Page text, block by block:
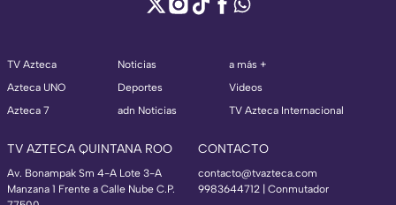
TV Azteca
Azteca UNO
Azteca 7
Noticias
Deportes
adn Noticias
a más +
Videos
TV Azteca Internacional
TV AZTECA QUINTANA ROO
Av. Bonampak Sm 4-A Lote 3-A
Manzana 1 Frente a Calle Nube C.P.
CONTACTO
contacto@tvazteca.com
9983644712 | Conmutador